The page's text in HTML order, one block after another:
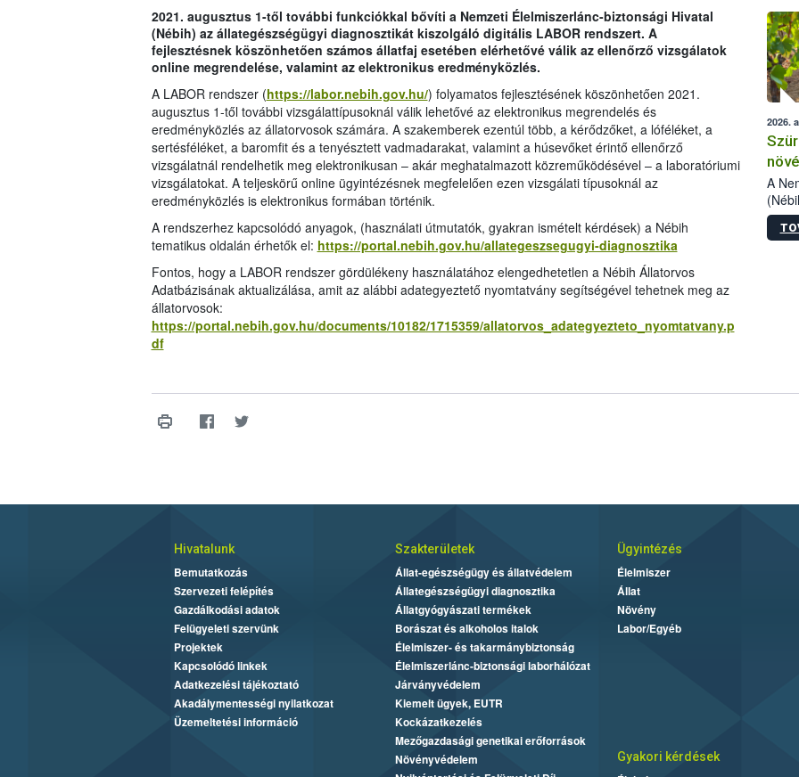
2021. augusztus 1-től további funkciókkal bővíti a Nemzeti Élelmiszerlánc-biztonsági Hivatal
(Nébih) az állategészségügyi diagnosztikát kiszolgáló digitális LABOR rendszert. A
fejlesztésnek köszönhetően számos állatfaj esetében elérhetővé válik az ellenőrző vizsgálatok
online megrendelése, valamint az elektronikus eredményközlés.
A LABOR rendszer (https://labor.nebih.gov.hu/) folyamatos fejlesztésének köszönhetően 2021.
augusztus 1-től további vizsgálattípusoknál válik lehetővé az elektronikus megrendelés és
eredményközlés az állatorvosok számára. A szakemberek ezentúl több, a kérődzőket, a lóféléket, a
sertésféléket, a baromfit és a tenyésztett vadmadarakat, valamint a húsevőket érintő ellenőrző
vizsgálatnál rendelhetik meg elektronikusan – akár meghatalmazott közreműködésével – a laboratóriumi
vizsgálatokat. A teljeskörű online ügyintézésnek megfelelően ezen vizsgálati típusoknál az
eredményközlés is elektronikus formában történik.
A rendszerhez kapcsolódó anyagok, (használati útmutatók, gyakran ismételt kérdések) a Nébih
tematikus oldalán érhetők el: https://portal.nebih.gov.hu/allategeszsegugyi-diagnosztika
Fontos, hogy a LABOR rendszer gördülékeny használatához elengedhetetlen a Nébih Állatorvos
Adatbázisának aktualizálása, amit az alábbi adategyeztető nyomtatvány segítségével tehetnek meg az
állatorvosok:
https://portal.nebih.gov.hu/documents/10182/1715359/allatorvos_adategyezteto_nyomtatvany.p
df
2026.
A
Hivatalunk
Bemutatkozás
Szervezeti felépítés
Gazdálkodási adatok
Felügyeleti szervünk
Projektek
Kapcsolódó linkek
Adatkezelési tájékoztató
Akadálymentességi nyilatkozat
Üzemeltetési információ
Szakterületek
Állat-egészségügy és állatvédelem
Állategészségügyi diagnosztika
Állatgyógyászati termékek
Borászat és alkoholos italok
Élelmiszer- és takarmánybiztonság
Élelmiszerlánc-biztonsági laborhálózat
Járványvédelem
Kiemelt ügyek, EUTR
Kockázatkezelés
Mezőgazdasági genetikai erőforrások
Növényvédelem
Ügyintézés
Élelmiszer
Állat
Növény
Labor/Egyéb
Gyakori kérdések